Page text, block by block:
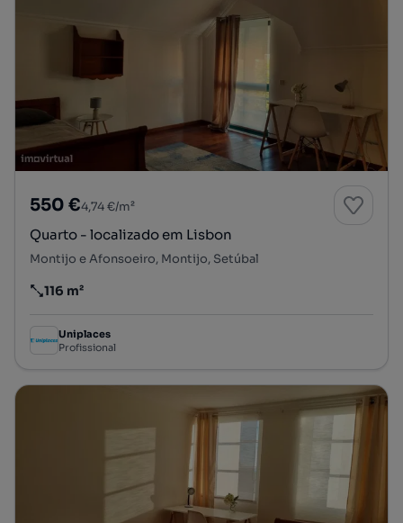
550 €4,74 €/m²
Quarto - localizado em Lisbon
Montijo e Afonsoeiro, Montijo, Setúbal
Preço por metro quadrado
116 m²
Uniplaces
Profissional